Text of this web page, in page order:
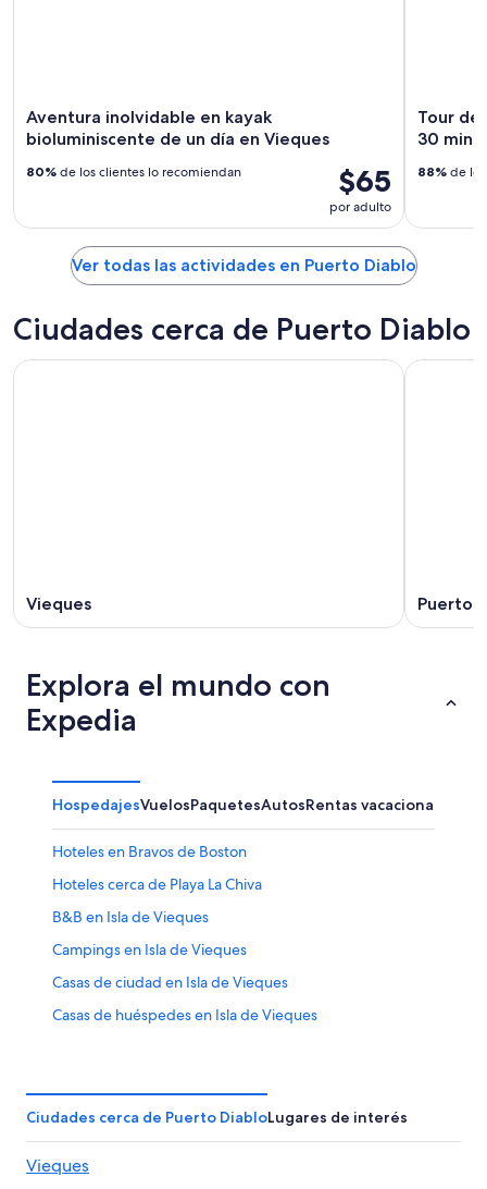
Aventura inolvidable en kayak
bioluminiscente de un día en Vieques
$65
por adulto
80% de los clientes lo recomiendan
Tour de
30
88% de
Ver todas las actividades en Puerto Diablo
Ciudades cerca de Puerto Diablo
Vieques Puerto
Explora el mundo con
Expedia
HospedajesVuelosPaquetesAutosRentas vacacionales
Hoteles en Bravos de Boston
Hoteles cerca de Playa La Chiva
B&B en Isla de Vieques
Campings en Isla de Vieques
Casas de ciudad en Isla de Vieques
Casas de huéspedes en Isla de Vieques
Resorts en Isla de Vieques
Apartamentos en Isla de Vieques
Hoteles con spa en Isla de Vieques
Ciudades cerca de Puerto DiabloLugares de interés
Vieques